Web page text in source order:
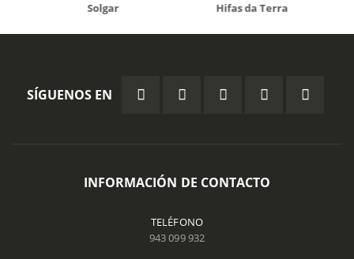
Solgar Hifas da Terra
SÍGUENOS EN
INFORMACIÓN DE CONTACTO
TELÉFONO
943 099 932